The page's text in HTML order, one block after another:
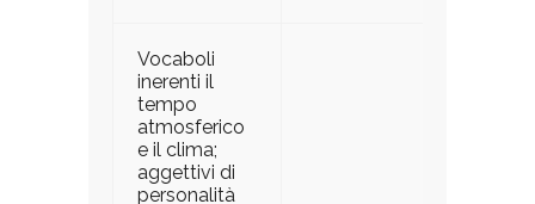
Vocaboli
inerenti il
tempo
atmosferico
e il clima;
aggettivi di
personalità